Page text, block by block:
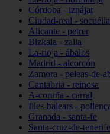
Córdoba - iznájar
Ciudad-real -
Alicante - petrer
Bizkaia - zalla
La-rioja - ábalos
Madrid - alcorcón
Zamora - peleas-de-
Cantabria - reinosa
A-coruña - carral
Illes-balears -
Granada - santa-fe
Santa-cruz-de-